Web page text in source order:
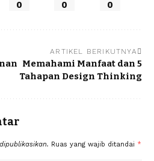
0 0 0
ARTIKEL BERIKUTNYA
Memahami Manfaat dan 5
Tahapan Design Thinking
Ruas yang wajib ditandai *